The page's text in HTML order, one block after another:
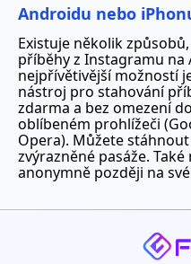
Androidu nebo
Existuje několik
příběhy z Instagramu na
nejpřívětivější možností
nástroj pro stahování
zdarma a bez omezení
oblíbeném prohlížeči
Opera). Můžete
zvýrazněné pasáže.
anonymně později na